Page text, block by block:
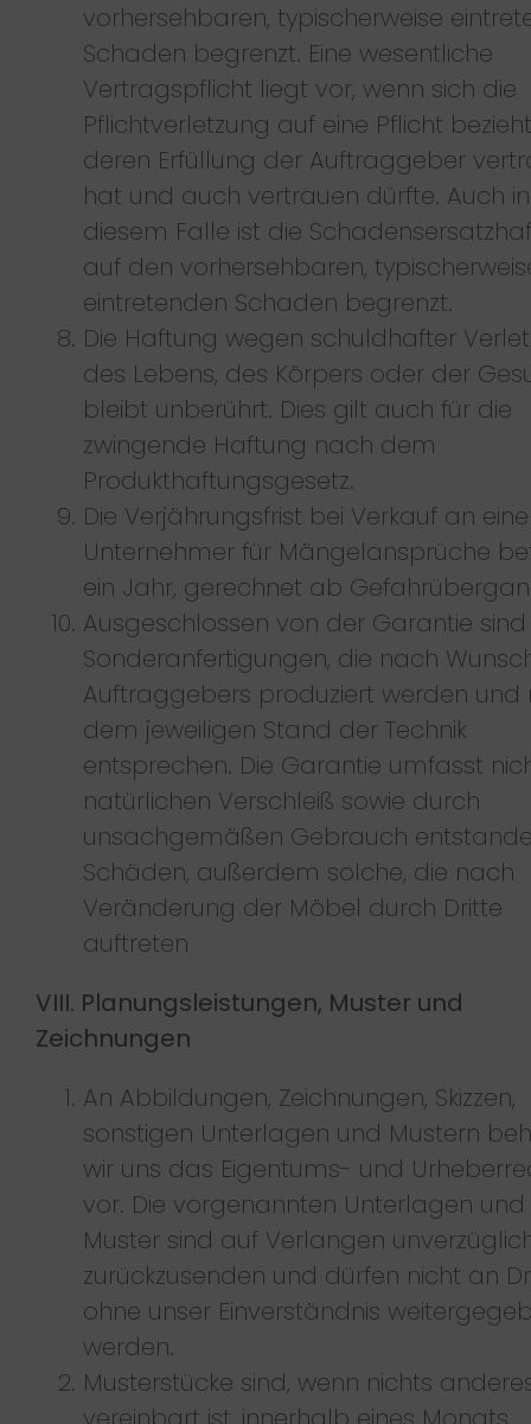
vorhersehbaren, typischerweise
Schaden begrenzt. Eine wesentliche
Vertragspflicht liegt vor, wenn sich die
Pflichtverletzung auf eine Pflicht
deren Erfüllung der Auftraggeber
hat und auch vertrauen dürfte. Auch in
diesem Falle ist die
auf den vorhersehbaren,
eintretenden Schaden begrenzt.
Die Haftung wegen schuldhafter
des Lebens, des Körpers oder der
bleibt unberührt. Dies gilt auch für die
zwingende Haftung nach dem
Produkthaftungsgesetz.
Die Verjährungsfrist bei Verkauf an
Unternehmer für Mängelansprüche
ein Jahr, gerechnet ab
Ausgeschlossen von der Garantie sind
Sonderanfertigungen, die nach
Auftraggebers produziert werden und
dem jeweiligen Stand der Technik
entsprechen. Die Garantie umfasst
natürlichen Verschleiß sowie durch
unsachgemäßen Gebrauch
Schäden, außerdem solche, die nach
Veränderung der Möbel durch Dritte
auftreten
VIII. Planungsleistungen, Muster und
Zeichnungen
An Abbildungen, Zeichnungen, Skizzen,
sonstigen Unterlagen und Mustern
wir uns das Eigentums- und
vor. Die vorgenannten Unterlagen und
Muster sind auf Verlangen
zurückzusenden und dürfen nicht an
ohne unser Einverständnis
werden.
Musterstücke sind, wenn nichts